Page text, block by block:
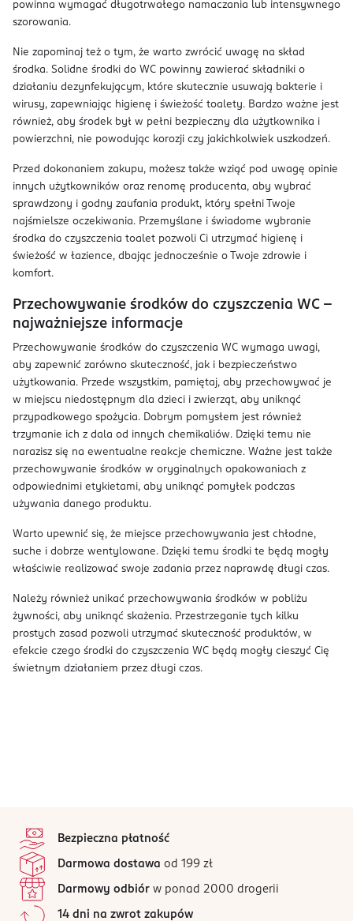
powinna wymagać długotrwałego namaczania lub intensywnego
szorowania.
Nie zapominaj też o tym, że warto zwrócić uwagę na skład
środka. Solidne środki do WC powinny zawierać składniki o
działaniu dezynfekującym, które skutecznie usuwają bakterie i
wirusy, zapewniając higienę i świeżość toalety. Bardzo ważne jest
również, aby środek był w pełni bezpieczny dla użytkownika i
powierzchni, nie powodując korozji czy jakichkolwiek uszkodzeń.
Przed dokonaniem zakupu, możesz także wziąć pod uwagę opinie
innych użytkowników oraz renomę producenta, aby wybrać
sprawdzony i godny zaufania produkt, który spełni Twoje
najśmielsze oczekiwania. Przemyślane i świadome wybranie
środka do czyszczenia toalet pozwoli Ci utrzymać higienę i
świeżość w łazience, dbając jednocześnie o Twoje zdrowie i
komfort.
Przechowywanie środków do czyszczenia WC –
najważniejsze informacje
Przechowywanie środków do czyszczenia WC wymaga uwagi,
aby zapewnić zarówno skuteczność, jak i bezpieczeństwo
użytkowania. Przede wszystkim, pamiętaj, aby przechowywać je
w miejscu niedostępnym dla dzieci i zwierząt, aby uniknąć
przypadkowego spożycia. Dobrym pomysłem jest również
trzymanie ich z dala od innych chemikaliów. Dzięki temu nie
narazisz się na ewentualne reakcje chemiczne. Ważne jest także
przechowywanie środków w oryginalnych opakowaniach z
odpowiednimi etykietami, aby uniknąć pomyłek podczas
używania danego produktu.
Warto upewnić się, że miejsce przechowywania jest chłodne,
suche i dobrze wentylowane. Dzięki temu środki te będą mogły
właściwie realizować swoje zadania przez naprawdę długi czas.
Należy również unikać przechowywania środków w pobliżu
żywności, aby uniknąć skażenia. Przestrzeganie tych kilku
prostych zasad pozwoli utrzymać skuteczność produktów, w
efekcie czego środki do czyszczenia WC będą mogły cieszyć Cię
świetnym działaniem przez długi czas.
Bezpieczna płatność
Darmowa dostawa od 199 zł
Darmowy odbiór w ponad 2000 drogerii
14 dni na zwrot zakupów